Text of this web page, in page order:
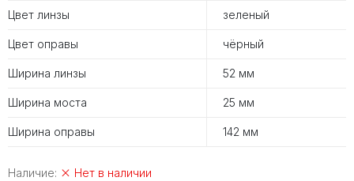
Цвет линзы зеленый
Цвет оправы чёрный
Ширина линзы 52 мм
Ширина моста 25 мм
Ширина оправы 142 мм
Наличие: Нет в наличии